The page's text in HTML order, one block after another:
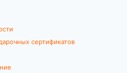
сертификатов